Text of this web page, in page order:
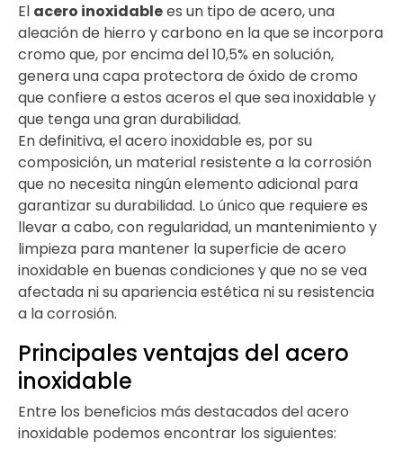
El acero inoxidablees un tipo de acero, una
aleación de hierro y carbono en la que se incorpora
cromo que, por encima del 10,5% en solución,
genera una capa protectora de óxido de cromo
que confiere a estos aceros el que sea inoxidable y
que tenga una gran durabilidad.
En definitiva, el acero inoxidable es, por su
composición, un material resistente a la corrosión
que no necesita ningún elemento adicional para
garantizar su durabilidad. Lo único que requiere es
llevar a cabo, con regularidad, un mantenimiento y
limpieza para mantener la superficie de acero
inoxidable en buenas condiciones y que no se vea
afectada ni su apariencia estética ni su resistencia
a la corrosión.
Principales ventajas del acero
inoxidable
Entre los beneficios más destacados del acero
inoxidable podemos encontrar los siguientes: